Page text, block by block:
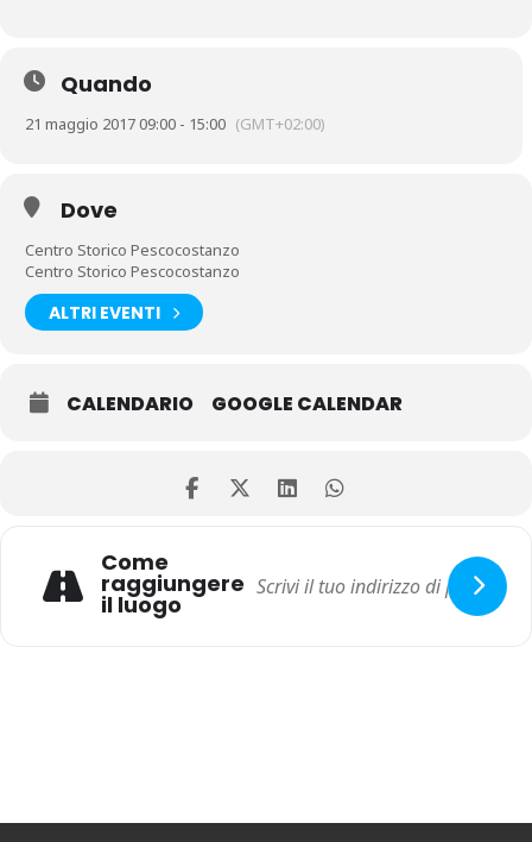
Quando
21 maggio 2017 09:00 - 15:00 (GMT+02:00)
Dove
Centro Storico Pescocostanzo
Centro Storico Pescocostanzo
ALTRI EVENTI
CALENDARIO GOOGLE CALENDAR
Come
raggiungere
il luogo